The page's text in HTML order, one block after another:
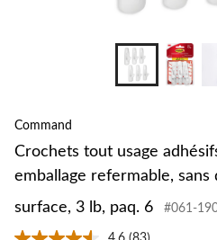
Command
Crochets tout usage
emballage refermable, sans
surface, 3 lb, paq. 6
#061-